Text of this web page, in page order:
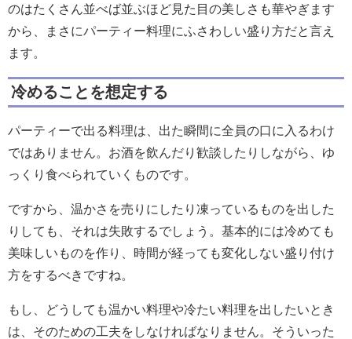
のはたくさん並べば並ぶほど見た目の美しさも華やぎます
から、まさにパーティー料理にふさわしい盛り方だと言え
ます。
冷めることを想定する
パーティーで出る料理は、出た瞬間に全員の口に入るわけ
ではありません。お酒を飲んだり歓談したりしながら、ゆ
っくり食べられていくものです。
ですから、温かさを売りにしたり凍っているものを出した
りしても、それは失敗するでしょう。基本的には冷めても
美味しいものを作り、時間が経っても変化しない盛り付け
方をするべきですね。
もし、どうしても温かい料理や冷たい料理を出したいとき
は、そのための工夫をしなければなりません。そういった